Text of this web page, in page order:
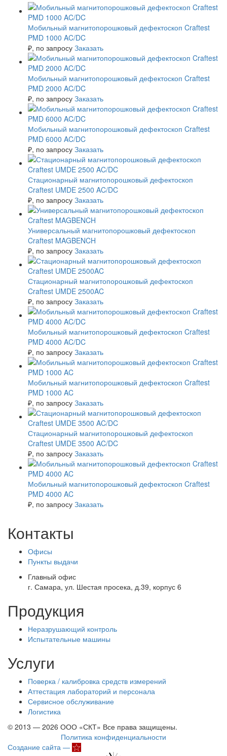
Мобильный магнитопорошковый дефектоскоп Craftest
PMD 1000 AC/DC
₽, по запросу Заказать
Мобильный магнитопорошковый дефектоскоп Craftest
PMD 2000 AC/DC
₽, по запросу Заказать
Мобильный магнитопорошковый дефектоскоп Craftest
PMD 6000 AC/DC
₽, по запросу Заказать
Стационарный магнитопорошковый дефектоскоп
Craftest UMDE 2500 AC/DC
₽, по запросу Заказать
Универсальный магнитопорошковый дефектоскоп
Craftest MAGBENCH
₽, по запросу Заказать
Стационарный магнитопорошковый дефектоскоп
Craftest UMDE 2500AC
₽, по запросу Заказать
Мобильный магнитопорошковый дефектоскоп Craftest
PMD 4000 AC/DC
₽, по запросу Заказать
Мобильный магнитопорошковый дефектоскоп Craftest
PMD 1000 AC
₽, по запросу Заказать
Стационарный магнитопорошковый дефектоскоп
Craftest UMDE 3500 AC/DC
₽, по запросу Заказать
Мобильный магнитопорошковый дефектоскоп Craftest
PMD 4000 AC
₽, по запросу Заказать
Контакты
Офисы
Пункты выдачи
Главный офис
г. Самара, ул. Шестая просека, д.39, корпус 6
Продукция
Неразрушающий контроль
Испытательные машины
Услуги
Поверка / калибровка средств измерений
Аттестация лабораторий и персонала
Сервисное обслуживание
Логистика
© 2013 — 2026 ООО «СКТ» Все права защищены.
Политика конфиденциальности
Создание сайта —